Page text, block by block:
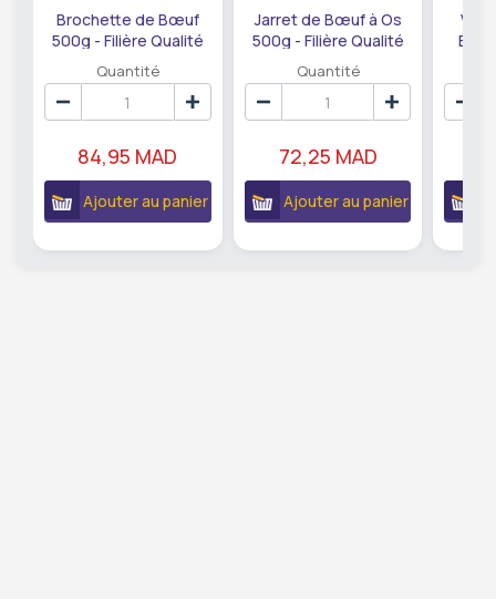
Brochette de Bœuf
500g - Filière Qualité
Quantité
84,95 MAD
Ajouter au panier
Jarret de Bœuf à Os
500g - Filière Qualité
Quantité
72,25 MAD
Ajouter au panier